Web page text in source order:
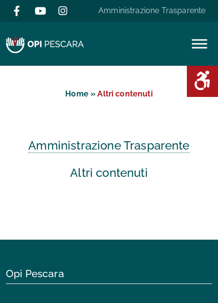
Salta al contenuto
Amministrazione Trasparente
Area
Home»Altri contenuti
Amministrazione Trasparente
Altri contenuti
Opi Pescara